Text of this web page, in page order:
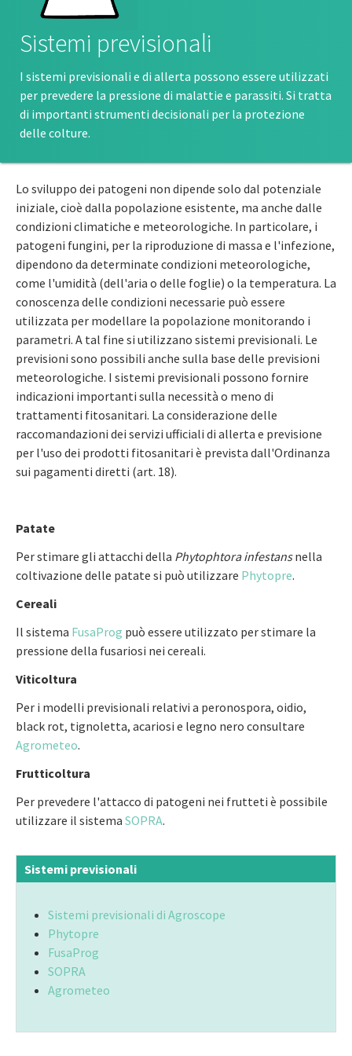
Sistemi previsionali
I sistemi previsionali e di allerta possono essere utilizzati
per prevedere la pressione di malattie e parassiti. Si tratta
di importanti strumenti decisionali per la protezione
delle colture.
Lo sviluppo dei patogeni non dipende solo dal potenziale
iniziale, cioè dalla popolazione esistente, ma anche dalle
condizioni climatiche e meteorologiche. In particolare, i
patogeni fungini, per la riproduzione di massa e l'infezione,
dipendono da determinate condizioni meteorologiche,
come l'umidità (dell'aria o delle foglie) o la temperatura. La
conoscenza delle condizioni necessarie può essere
utilizzata per modellare la popolazione monitorando i
parametri. A tal fine si utilizzano sistemi previsionali. Le
previsioni sono possibili anche sulla base delle previsioni
meteorologiche. I sistemi previsionali possono fornire
indicazioni importanti sulla necessità o meno di
trattamenti fitosanitari. La considerazione delle
raccomandazioni dei servizi ufficiali di allerta e previsione
per l'uso dei prodotti fitosanitari è prevista dall'Ordinanza
sui pagamenti diretti (art. 18).
Patate
Per stimare gli attacchi della Phytophtora infestansnella
coltivazione delle patate si può utilizzare Phytopre.
Cereali
Il sistema FusaProg può essere utilizzato per stimare la
pressione della fusariosi nei cereali.
Viticoltura
Per i modelli previsionali relativi a peronospora, oidio,
black rot, tignoletta, acariosi e legno nero consultare
Agrometeo.
Frutticoltura
Per prevedere l'attacco di patogeni nei frutteti è possibile
utilizzare il sistema SOPRA.
Sistemi previsionali
Sistemi previsionali di Agroscope
Phytopre
FusaProg
SOPRA
Agrometeo